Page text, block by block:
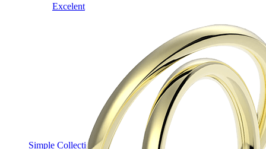
Simple Collection
Excelent